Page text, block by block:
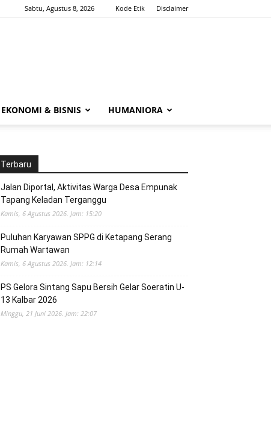
Sabtu, Agustus 8, 2026 Kode Etik Disclaimer
EKONOMI & BISNIS HUMANIORA
Terbaru
Jalan Diportal, Aktivitas Warga Desa Empunak
Tapang Keladan Terganggu
Kamis, 6 Agustus 2026. Jam: 15:20
Puluhan Karyawan SPPG di Ketapang Serang
Rumah Wartawan
Kamis, 6 Agustus 2026. Jam: 12:14
PS Gelora Sintang Sapu Bersih Gelar Soeratin U-
13 Kalbar 2026
Minggu, 21 Juni 2026. Jam: 22:07